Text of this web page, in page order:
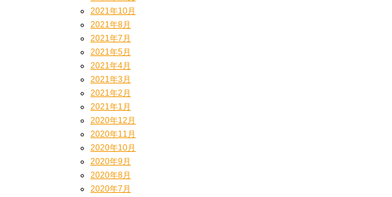
2021年10月
2021年8月
2021年7月
2021年5月
2021年4月
2021年3月
2021年2月
2021年1月
2020年12月
2020年11月
2020年10月
2020年9月
2020年8月
2020年7月